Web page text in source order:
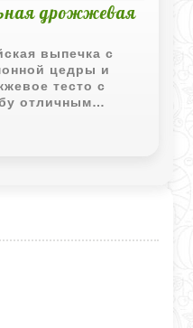
дрожжевая
выпечка с
цедры и
тесто с
отличным
чаепитию.